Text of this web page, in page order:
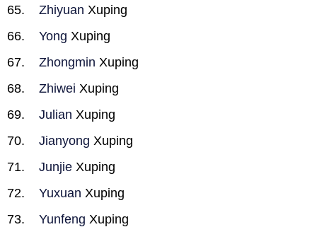
Zhiyuan Xuping
Yong Xuping
Zhongmin Xuping
Zhiwei Xuping
Julian Xuping
Jianyong Xuping
Junjie Xuping
Yuxuan Xuping
Yunfeng Xuping